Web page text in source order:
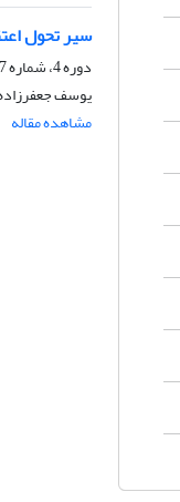
سیر تحول
دوره 4، شماره 7، شهریور 1395، صفحه
یوسف
مشاهده مقاله